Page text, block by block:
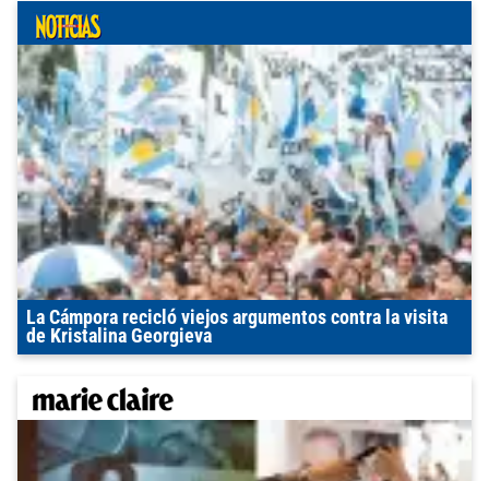
La Cámpora recicló viejos argumentos contra la visita
de Kristalina Georgieva